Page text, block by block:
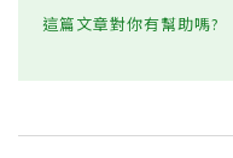
這篇文章對你有幫助嗎?